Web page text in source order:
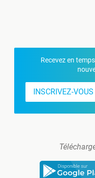
Recevez en
INSCRIVEZ-